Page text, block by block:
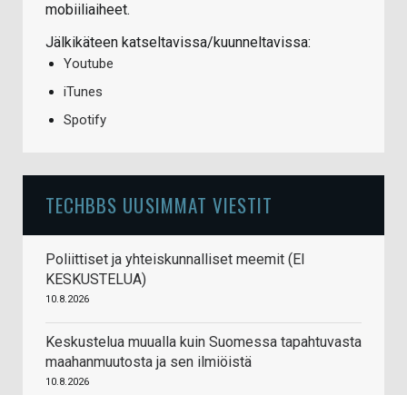
mobiiliaiheet.
Jälkikäteen katseltavissa/kuunneltavissa:
Youtube
iTunes
Spotify
TECHBBS UUSIMMAT VIESTIT
Poliittiset ja yhteiskunnalliset meemit (EI
KESKUSTELUA)
10.8.2026
Keskustelua muualla kuin Suomessa tapahtuvasta
maahanmuutosta ja sen ilmiöistä
10.8.2026